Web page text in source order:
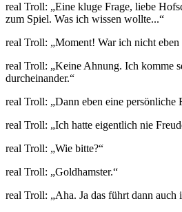
real Troll: „Eine kluge Frage, liebe
zum Spiel. Was ich wissen wollte...“
real Troll: „Moment! War ich nicht
real Troll: „Keine Ahnung. Ich komme
durcheinander.“
real Troll: „Dann eben eine persönliche
real Troll: „Ich hatte eigentlich nie
real Troll: „Wie bitte?“
real Troll: „Goldhamster.“
real Troll: „Aha. Ja das führt dann auch